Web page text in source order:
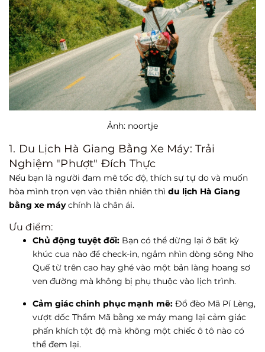
Ảnh: noortje
1. Du Lịch Hà Giang Bằng Xe Máy: Trải
Nghiệm "Phượt" Đích Thực
Nếu bạn là người đam mê tốc độ, thích sự tự do và muốn
hòa mình trọn vẹn vào thiên nhiên thì du lịch Hà Giang
bằng xe máychính là chân ái.
Ưu điểm:
Chủ động tuyệt đối: Bạn có thể dừng lại ở bất kỳ
khúc cua nào để check-in, ngắm nhìn dòng sông Nho
Quế từ trên cao hay ghé vào một bản làng hoang sơ
ven đường mà không bị phụ thuộc vào lịch trình.
Cảm giác chinh phục mạnh mẽ: Đổ đèo Mã Pí Lèng,
vượt dốc Thẩm Mã bằng xe máy mang lại cảm giác
phấn khích tột độ mà không một chiếc ô tô nào có
thể đem lại.